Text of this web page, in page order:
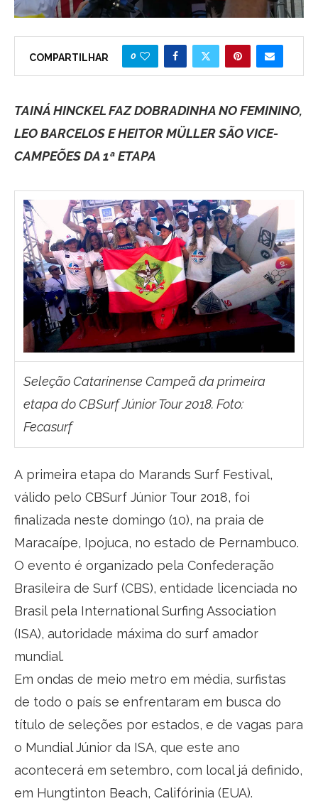
COMPARTILHAR 0
TAINÁ HINCKEL FAZ DOBRADINHA NO FEMININO,
LEO BARCELOS E HEITOR MÜLLER SÃO VICE-
CAMPEÕES DA 1ª ETAPA
Seleção Catarinense Campeã da primeira
etapa do CBSurf Júnior Tour 2018. Foto:
Fecasurf
A primeira etapa do Marands Surf Festival,
válido pelo CBSurf Júnior Tour 2018, foi
finalizada neste domingo (10), na praia de
Maracaípe, Ipojuca, no estado de Pernambuco.
O evento é organizado pela Confederação
Brasileira de Surf (CBS), entidade licenciada no
Brasil pela International Surfing Association
(ISA), autoridade máxima do surf amador
mundial.
Em ondas de meio metro em média, surfistas
de todo o país se enfrentaram em busca do
título de seleções por estados, e de vagas para
o Mundial Júnior da ISA, que este ano
acontecerá em setembro, com local já definido,
em Hungtinton Beach, Califórinia (EUA).